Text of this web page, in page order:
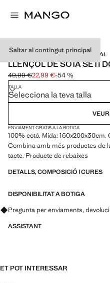
Saltar al contingut principal
SETÍ / 300 FILS / MADE IN PORTUGAL
LLENÇOL DE SOTA SETÍ
Preu inicial ratllat [49,99 € ]
49,99 €
Preu actual [22,99 € ]
22,99 €-54 %
Selecciona un color
TALLA
Selecciona la teva talla
ENVIAMENT GRATIS A LA BOTIGA
100% cotó. Mida: 160x200x30cm.
Combina amb més productes de
tacte. Producte de rebaixes
DETALLS, COMPOSICIÓ I CURES
DISPONIBILITAT A BOTIGA
Pregunta per enviaments,
ASSISTANT
ET POT INTERESSAR